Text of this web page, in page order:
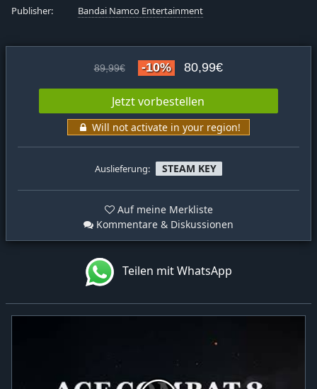
Publisher:
Bandai Namco Entertainment
89,99€ -10% 80,99€
Jetzt vorbestellen
Will not activate in your region!
Auslieferung: STEAM KEY
Auf meine Merkliste
Kommentare & Diskussionen
Teilen mit WhatsApp